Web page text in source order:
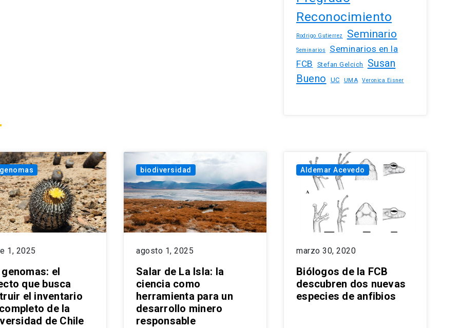
Reconocimiento
Rodrigo Gutierrez Seminario
Seminarios
Seminarios en la
FCB
Stefan Gelcich
Susan
Bueno
UC UMA Veronica Eisner
1, 2025
el
que busca
el inventario
de la
de Chile
biodiversidad
agosto 1, 2025
Salar de La Isla: la
ciencia como
herramienta para un
desarrollo minero
responsable
Aldemar Acevedo
marzo 30, 2020
Biólogos de la FCB
descubren dos nuevas
especies de anfibios